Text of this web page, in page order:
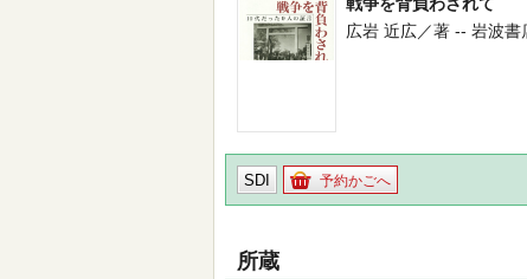
広岩 近広／著 -- 岩波
SDI 予約かごへ
所蔵